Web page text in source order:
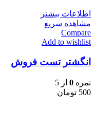
اطلاعات بیشتر
مشاهده سریع
Compare
Add to wishlist
انگشتر تست فروش
نمره 0 از 5
500 تومان